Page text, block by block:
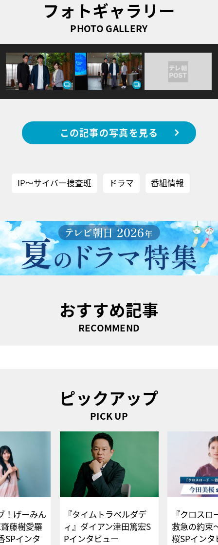
フォトギャラリー
PHOTO GALLERY
この記事の写真を見る
IP～サイバー捜査班 ドラマ 番組情報
おすすめ記事
RECOMMEND
ピックアップ
PICK UP
！げーみん
藤樹愛羅
SPインタ
『タイムトラベルダデ
ィ』ダイアン津田篤宏S
Pインタビュー
『クロス
救急の約束
桜SPイ